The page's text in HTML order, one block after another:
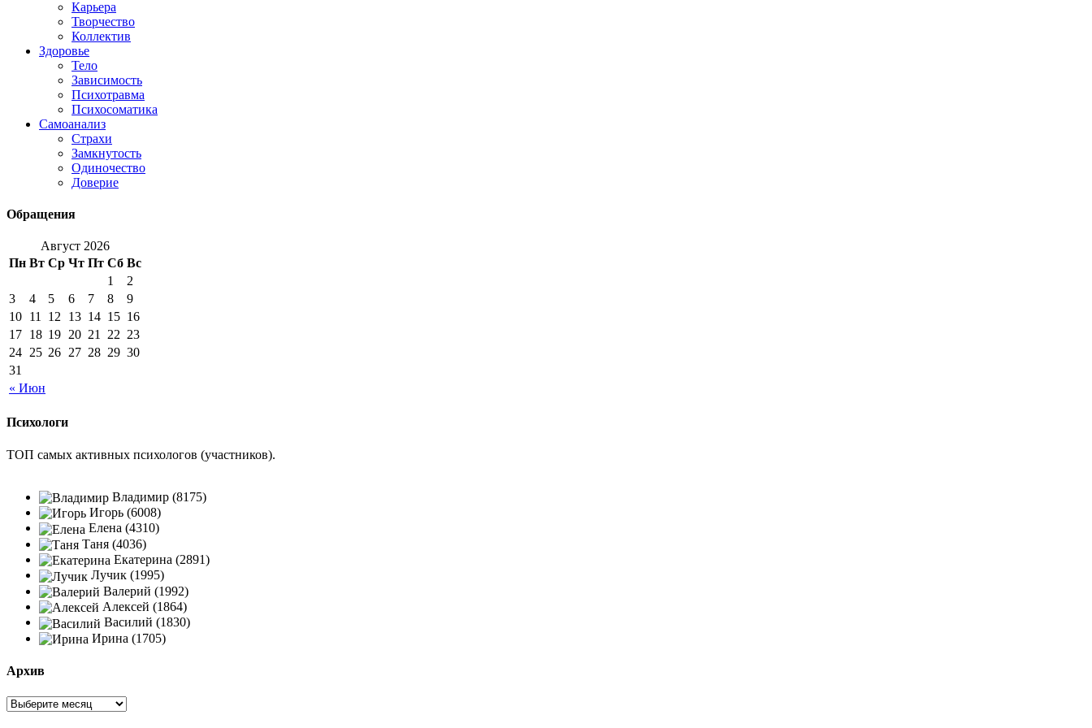
Карьера
Творчество
Коллектив
Здоровье
Тело
Зависимость
Психотравма
Психосоматика
Самоанализ
Страхи
Замкнутость
Одиночество
Доверие
Обращения
Август 2026
Пн Вт Ср Чт Пт Сб Вс
« Июн
1
2
3
4 5 6 7 8
9
10 11 12 13 14 15 16
17 18 19 20 21 22 23
24 25 26 27 28 29 30
31
Психологи
ТОП самых активных психологов (участников).
Владимир (8175)
Игорь (6008)
Елена (4310)
Таня (4036)
Екатерина (2891)
Лучик (1995)
Валерий (1992)
Алексей (1864)
Василий (1830)
Ирина (1705)
Архив